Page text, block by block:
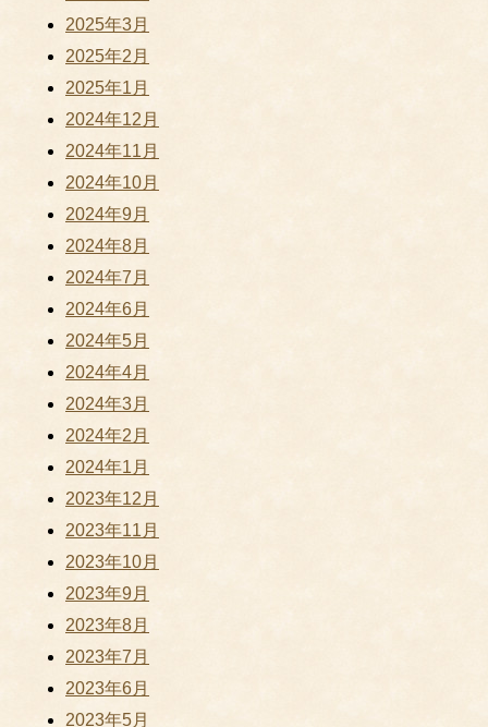
2025年3月
2025年2月
2025年1月
2024年12月
2024年11月
2024年10月
2024年9月
2024年8月
2024年7月
2024年6月
2024年5月
2024年4月
2024年3月
2024年2月
2024年1月
2023年12月
2023年11月
2023年10月
2023年9月
2023年8月
2023年7月
2023年6月
2023年5月